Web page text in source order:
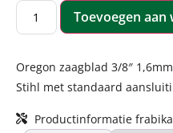
Toevoegen aan
Oregon zaagblad 3/8″
Stihl met standaard
Productinformatie